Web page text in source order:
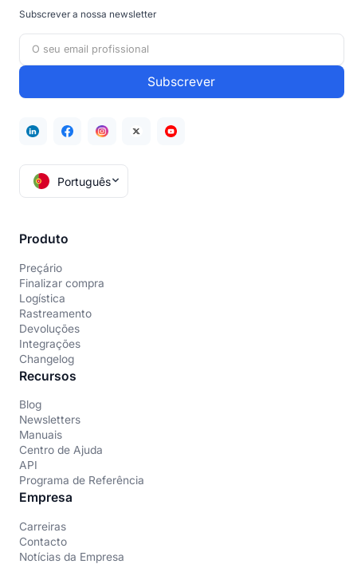
Subscrever a nossa newsletter
Português
Produto
Preçário
Finalizar compra
Logística
Rastreamento
Devoluções
Integrações
Changelog
Recursos
Blog
Newsletters
Manuais
Centro de Ajuda
API
Programa de Referência
Empresa
Carreiras
Contacto
Notícias da Empresa